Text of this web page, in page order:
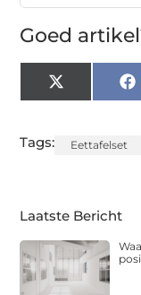
Goed
X
(Twitter)
Tags: Eettafelset
Laatste Bericht